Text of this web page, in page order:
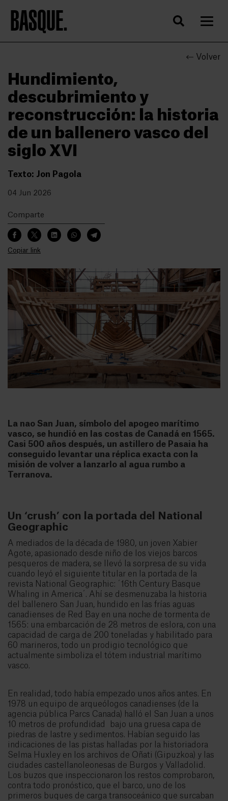
BASQUE.
Volver
Hundimiento,
descubrimiento y
reconstrucción: la historia
de un ballenero vasco del
siglo XVI
Texto: Jon Pagola
04 Jun 2026
Comparte
Copiar link
La nao San Juan, símbolo del apogeo marítimo
vasco, se hundió en las costas de Canadá en 1565.
Casi 500 años después, un astillero de Pasaia ha
conseguido levantar una réplica exacta con la
misión de volver a lanzarlo al agua rumbo a
Terranova.
Un ‘crush’ con la portada del National
Geographic
A mediados de la década de 1980, un joven Xabier
Agote, apasionado desde niño de los viejos barcos
pesqueros de madera, se llevó la sorpresa de su vida
cuando leyó el siguiente titular en la portada de la
revista National Geographic: ´16th Century Basque
Whaling in America´. Ahí se desmenuzaba la historia
del ballenero San Juan, hundido en las frías aguas
canadienses de Red Bay en una noche de tormenta de
1565: una embarcación de 28 metros de eslora, con una
capacidad de carga de 200 toneladas y habilitado para
60 marineros, todo un prodigio tecnológico que
actualmente simboliza el tótem industrial marítimo
vasco.
En realidad, todo había empezado unos años antes. En
1978 un equipo de arqueólogos canadienses (de la
agencia pública Parcs Canada) halló el San Juan a unos
10 metros de profundidad bajo una gruesa capa de
piedras de lastre y sedimentos. Habían seguido las
indicaciones de las pistas halladas por la historiadora
Selma Huxley en los archivos de Oñati (Gipuzkoa) y las
ciudades castellanoleonesas de Burgos y Valladolid.
Los buzos que inspeccionaron los restos comprobaron,
contra todo pronóstico, que el barco, uno de los
primeros buques de carga transoceánico que surcaban